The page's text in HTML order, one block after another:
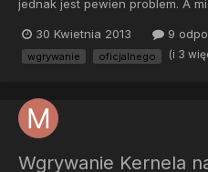
jednak jest pewien problem. A
Czy jest możliwość, aby wgrać
build.prop?
30 Kwietnia 2013 9
wgrywanie oficjalnego (i 3
Wgrywanie Kernela